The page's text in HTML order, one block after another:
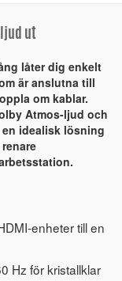
ljud ut
låter dig enkelt
är anslutna till
om kablar.
Atmos-ljud och
idealisk lösning
enheter till en
Hz för kristallklar